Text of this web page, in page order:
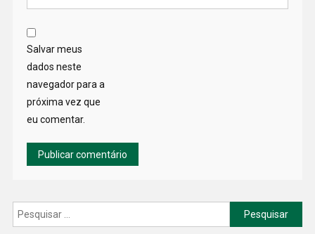
Salvar meus
dados neste
navegador para a
próxima vez que
eu comentar.
Pesquisar
por: